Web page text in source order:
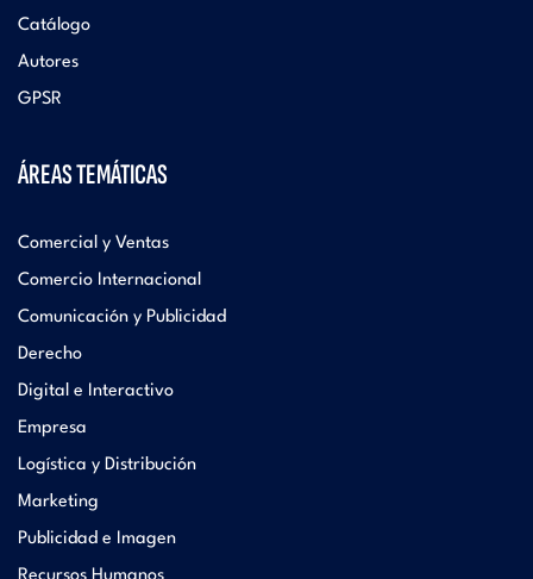
Catálogo
Autores
GPSR
ÁREAS TEMÁTICAS
Comercial y Ventas
Comercio Internacional
Comunicación y Publicidad
Derecho
Digital e Interactivo
Empresa
Logística y Distribución
Marketing
Publicidad e Imagen